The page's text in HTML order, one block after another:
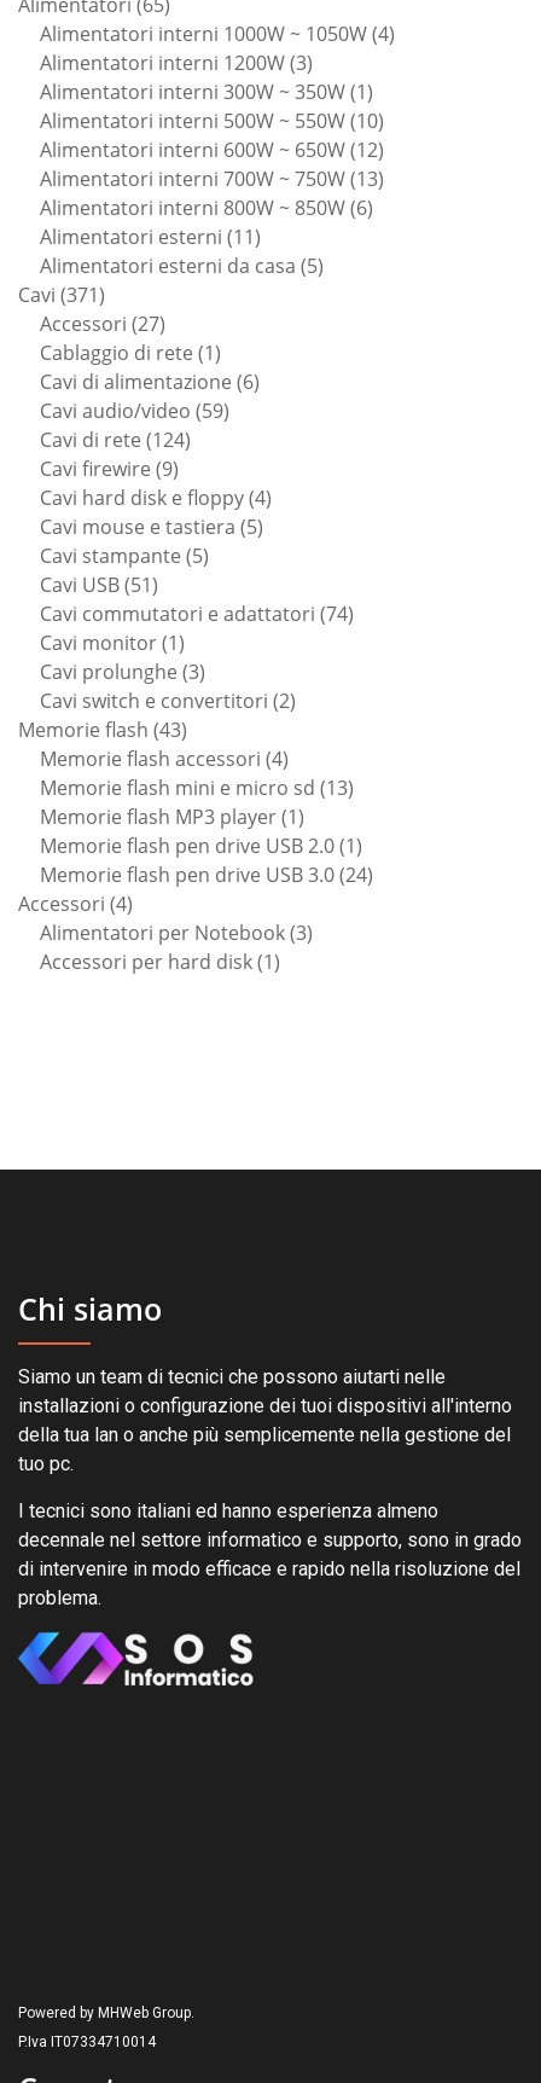
prodotti
Alimentatori interni 1000W ~ 1050W 44
Alimentatori interni 1200W 33
prodotti
Alimentatori interni 300W ~ 350W 11
prodotto
Alimentatori interni 500W ~ 550W 1010
prodotti
Alimentatori interni 600W ~ 650W 1212
prodotti
Alimentatori interni 700W ~ 750W 1313
Alimentatori interni 800W ~ 850W 66
Alimentatori esterni 1111
prodotti
Alimentatori esterni da casa 55
Cavi 371371
prodotti
Accessori 2727
prodotti
Cablaggio di rete 11
prodotto
Cavi di alimentazione 66
Cavi audio/video 5959
Cavi di rete 124124
Cavi firewire 99
prodotti
Cavi hard disk e floppy 44
Cavi mouse e tastiera 55
Cavi stampante 55
Cavi USB 5151
prodotti
Cavi commutatori e adattatori 7474
Cavi monitor 11
prodotto
Cavi prolunghe 33
prodotti
Cavi switch e convertitori 22
Memorie flash 4343
prodotti
Memorie flash accessori 44
prodotti
Memorie flash mini e micro sd 1313
Memorie flash MP3 player 11
prodotto
Memorie flash pen drive USB 2.0 11
prodotto
Memorie flash pen drive USB 3.0 2424
Accessori 44
prodotti
Alimentatori per Notebook 33
Accessori per hard disk 11
Chi siamo
Siamo un team di tecnici che possono aiutarti nelle
installazioni o configurazione dei tuoi dispositivi all'interno
della tua lan o anche più semplicemente nella gestione del
tuo pc.
I tecnici sono italiani ed hanno esperienza almeno
decennale nel settore informatico e supporto, sono in grado
di intervenire in modo efficace e rapido nella risoluzione del
problema.
Powered by MHWeb Group.
P.Iva IT07334710014